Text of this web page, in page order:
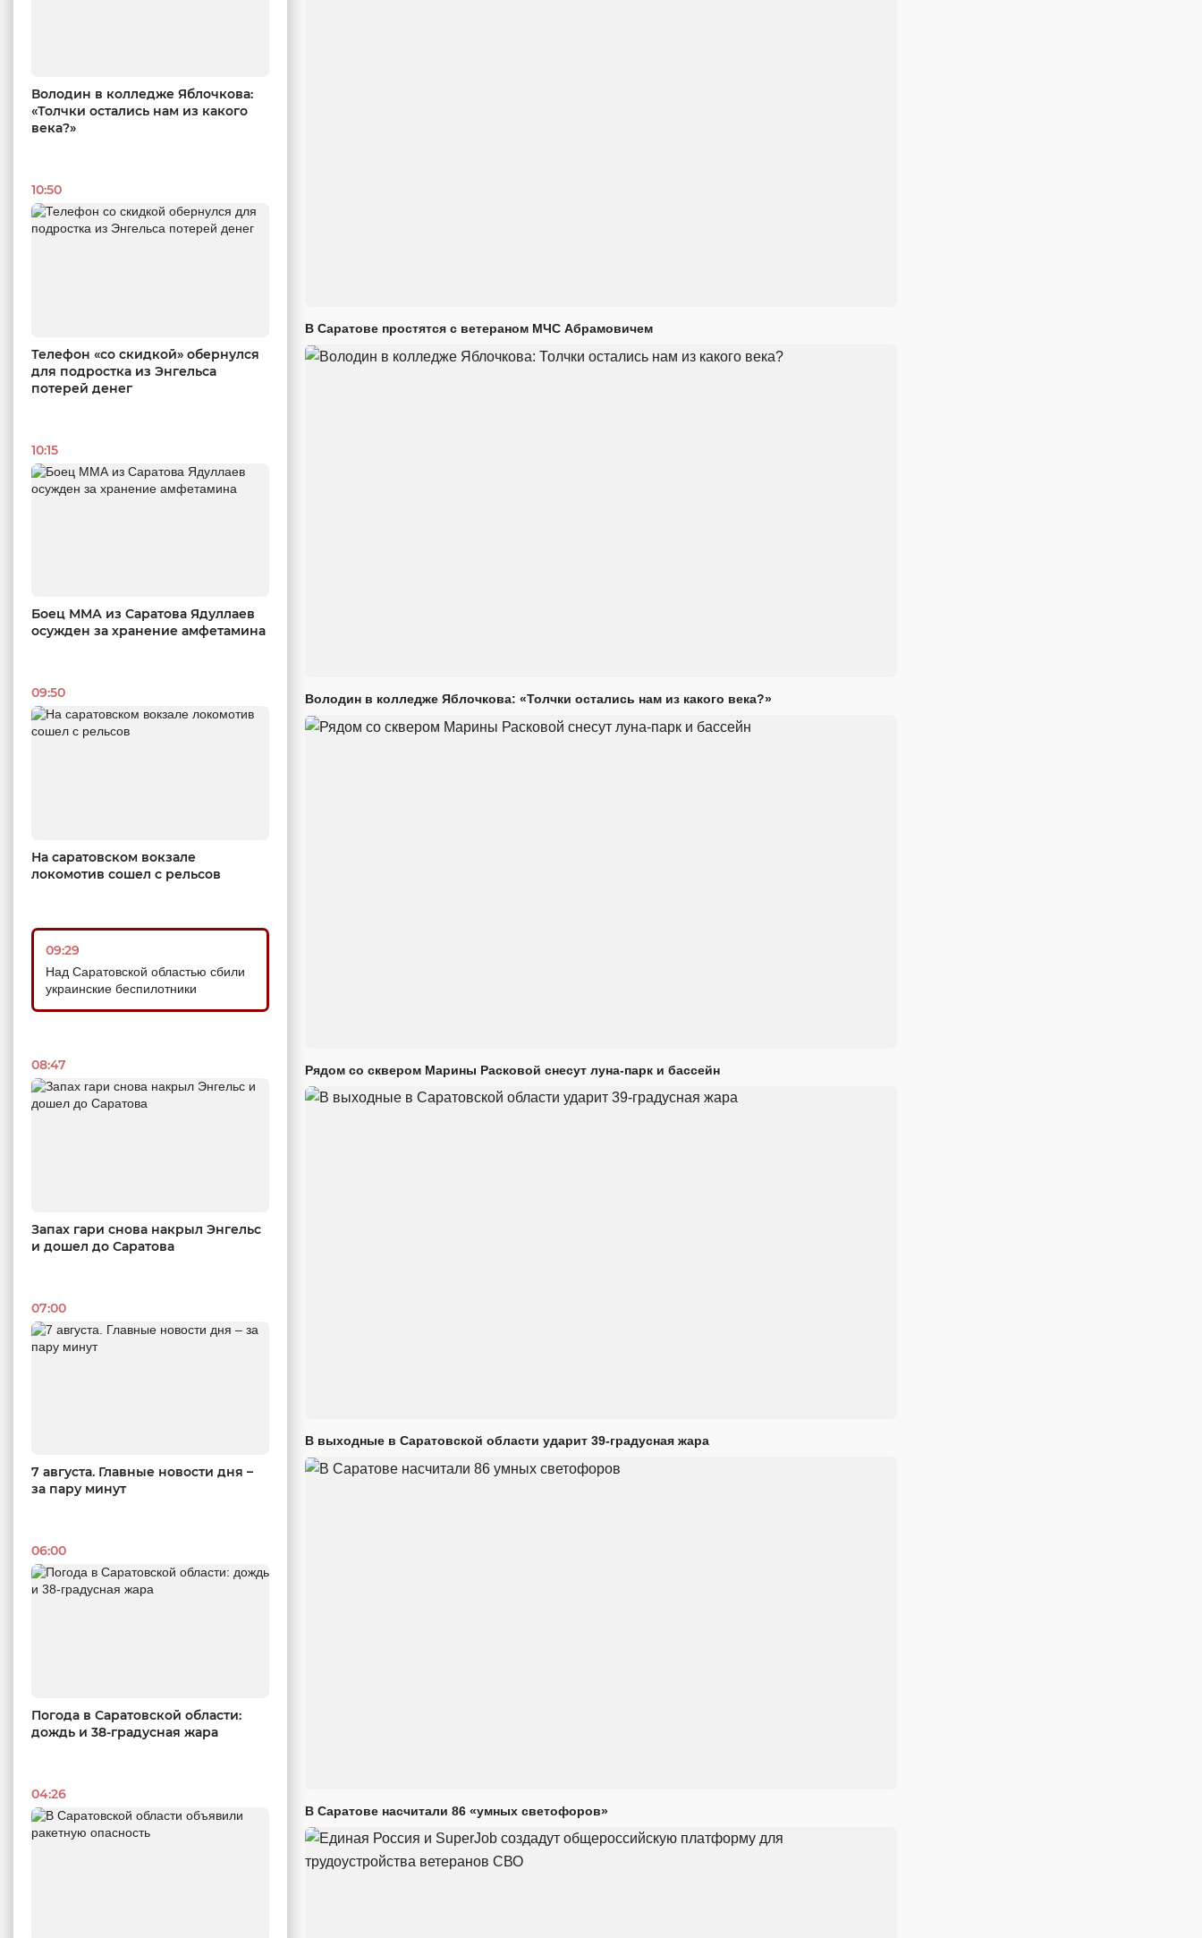
Володин в колледже Яблочкова:
«Толчки остались нам из какого
века?»
10:50
Телефон «со скидкой» обернулся
для подростка из Энгельса
потерей денег
10:15
Боец ММА из Саратова Ядуллаев
осужден за хранение амфетамина
09:50
На саратовском вокзале
локомотив сошел с рельсов
09:29
Над Саратовской областью сбили
украинские беспилотники
08:47
Запах гари снова накрыл Энгельс
и дошел до Саратова
07:00
7 августа. Главные новости дня –
за пару минут
06:00
Погода в Саратовской области:
дождь и 38-градусная жара
04:26
В Саратове простятся с ветераном МЧС Абрамовичем
Володин в колледже Яблочкова: «Толчки остались нам из какого века?»
Рядом со сквером Марины Расковой снесут луна-парк и бассейн
В выходные в Саратовской области ударит 39-градусная жара
В Саратове насчитали 86 «умных светофоров»